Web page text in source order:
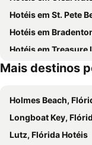
Hunters Green -
Channel District
West Riverfront
Hotéis em St. Pete
Hotéis em
Hotéis em Treasure
Mais destinos
Holmes Beach,
Longboat Key,
Lutz, Flórida Hotéis